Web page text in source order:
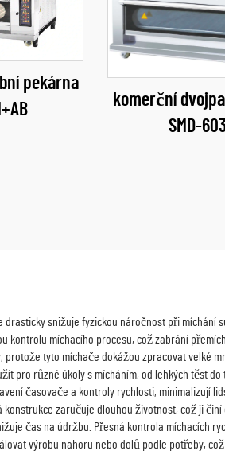
pekárna
komerční
SMD-
snižuje fyzickou náročnost při míchání
kontrolu míchacího procesu, což zabrání
tyto míchače dokážou zpracovat velké
pro různé úkoly s mícháním, od lehkých těst do
časovače a kontroly rychlosti, minimalizují
zaručuje dlouhou životnost, což ji
čas na údržbu. Přesná kontrola míchacích
výrobu nahoru nebo dolů podle potřeby,